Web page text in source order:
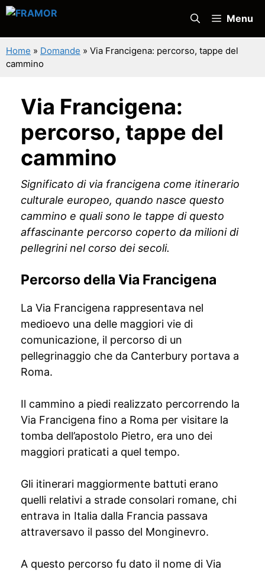
Vai
contenuto
Menu
Home » Domande » Via Francigena: percorso, tappe del
cammino
Via Francigena:
percorso, tappe del
cammino
Significato di via francigena come itinerario
culturale europeo, quando nasce questo
cammino e quali sono le tappe di questo
affascinante percorso coperto da milioni di
pellegrini nel corso dei secoli.
Percorso della Via Francigena
La Via Francigena rappresentava nel
medioevo una delle maggiori vie di
comunicazione, il percorso di un
pellegrinaggio che da Canterbury portava a
Roma.
Il cammino a piedi realizzato percorrendo la
Via Francigena fino a Roma per visitare la
tomba dell’apostolo Pietro, era uno dei
maggiori praticati a quel tempo.
Gli itinerari maggiormente battuti erano
quelli relativi a strade consolari romane, chi
entrava in Italia dalla Francia passava
attraversavo il passo del Monginevro.
A questo percorso fu dato il nome di Via